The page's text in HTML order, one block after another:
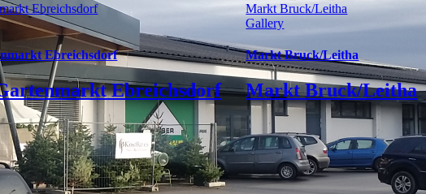
Ebreichsdorf
Ebreichsdorf
Ebreichsdorf
Markt Bruck/Leitha
Gallery
Markt Bruck/Leitha
Markt Bruck/Leitha